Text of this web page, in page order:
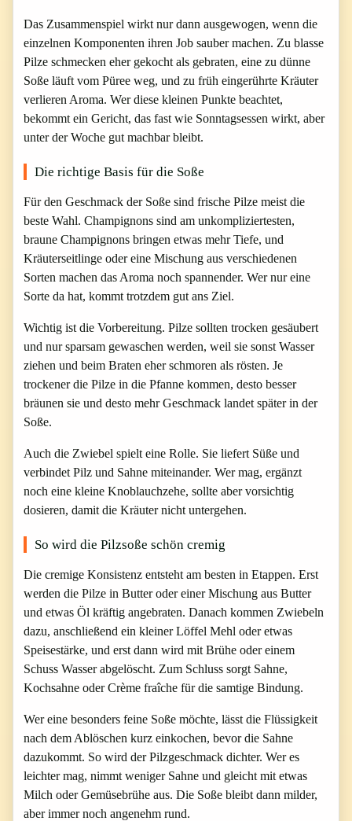
Das Zusammenspiel wirkt nur dann ausgewogen, wenn die
einzelnen Komponenten ihren Job sauber machen. Zu blasse
Pilze schmecken eher gekocht als gebraten, eine zu dünne
Soße läuft vom Püree weg, und zu früh eingerührte Kräuter
verlieren Aroma. Wer diese kleinen Punkte beachtet,
bekommt ein Gericht, das fast wie Sonntagsessen wirkt, aber
unter der Woche gut machbar bleibt.
Die richtige Basis für die Soße
Für den Geschmack der Soße sind frische Pilze meist die
beste Wahl. Champignons sind am unkompliziertesten,
braune Champignons bringen etwas mehr Tiefe, und
Kräuterseitlinge oder eine Mischung aus verschiedenen
Sorten machen das Aroma noch spannender. Wer nur eine
Sorte da hat, kommt trotzdem gut ans Ziel.
Wichtig ist die Vorbereitung. Pilze sollten trocken gesäubert
und nur sparsam gewaschen werden, weil sie sonst Wasser
ziehen und beim Braten eher schmoren als rösten. Je
trockener die Pilze in die Pfanne kommen, desto besser
bräunen sie und desto mehr Geschmack landet später in der
Soße.
Auch die Zwiebel spielt eine Rolle. Sie liefert Süße und
verbindet Pilz und Sahne miteinander. Wer mag, ergänzt
noch eine kleine Knoblauchzehe, sollte aber vorsichtig
dosieren, damit die Kräuter nicht untergehen.
So wird die Pilzsoße schön cremig
Die cremige Konsistenz entsteht am besten in Etappen. Erst
werden die Pilze in Butter oder einer Mischung aus Butter
und etwas Öl kräftig angebraten. Danach kommen Zwiebeln
dazu, anschließend ein kleiner Löffel Mehl oder etwas
Speisestärke, und erst dann wird mit Brühe oder einem
Schuss Wasser abgelöscht. Zum Schluss sorgt Sahne,
Kochsahne oder Crème fraîche für die samtige Bindung.
Wer eine besonders feine Soße möchte, lässt die Flüssigkeit
nach dem Ablöschen kurz einkochen, bevor die Sahne
dazukommt. So wird der Pilzgeschmack dichter. Wer es
leichter mag, nimmt weniger Sahne und gleicht mit etwas
Milch oder Gemüsebrühe aus. Die Soße bleibt dann milder,
aber immer noch angenehm rund.